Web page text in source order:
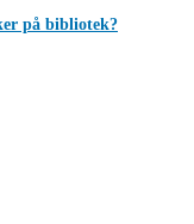
på bibliotek?